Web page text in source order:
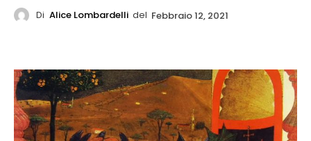
Di Alice Lombardelli del Febbraio 12, 2021